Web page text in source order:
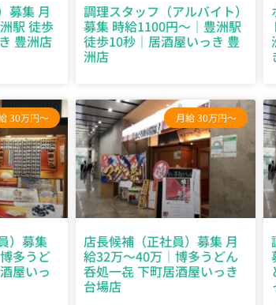
募集 月
駅 徒歩
豊洲店
調理スタッフ（アルバイト）
募集 時給1100円～｜豊洲駅
徒歩10秒｜居酒屋いっき 豊
洲店
30万円～
）募集
多うど
屋いっ
月給 30万円～
店長候補（正社員）募集 月
給32万～40万｜博多うどん
呑処一㐂 下町居酒屋いっき
台場店